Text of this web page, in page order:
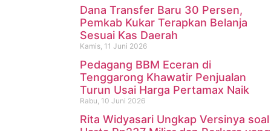
Dana Transfer Baru 30 Persen,
Pemkab Kukar Terapkan Belanja
Sesuai Kas Daerah
Kamis, 11 Juni 2026
Pedagang BBM Eceran di
Tenggarong Khawatir Penjualan
Turun Usai Harga Pertamax Naik
Rabu, 10 Juni 2026
Rita Widyasari Ungkap Versinya soal